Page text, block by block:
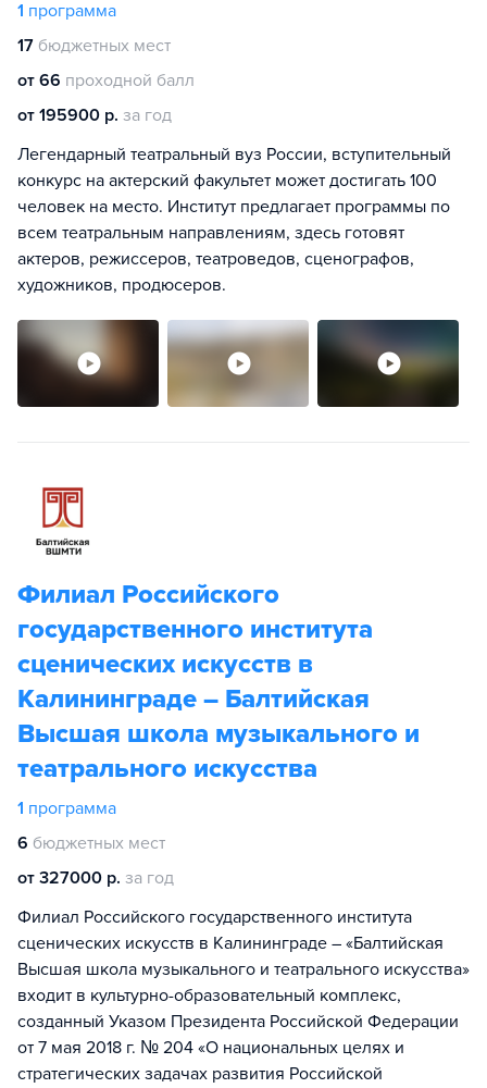
1 программа
17 бюджетных мест
от 66 проходной балл
от 195900 р. за год
Легендарный театральный вуз России, вступительный
конкурс на актерский факультет может достигать 100
человек на место. Институт предлагает программы по
всем театральным направлениям, здесь готовят
актеров, режиссеров, театроведов, сценографов,
художников, продюсеров.
Филиал Российского
государственного института
сценических искусств в
Калининграде – Балтийская
Высшая школа музыкального и
театрального искусства
1 программа
6 бюджетных мест
от 327000 р. за год
Филиал Российского государственного института
сценических искусств в Калининграде – «Балтийская
Высшая школа музыкального и театрального искусства»
входит в культурно-образовательный комплекс,
созданный Указом Президента Российской Федерации
от 7 мая 2018 г. № 204 «О национальных целях и
стратегических задачах развития Российской